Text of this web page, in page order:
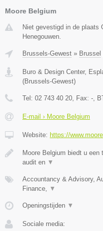
Moore Belgium
Niet gevestigd in de plaats
Henegouwen.
Brussels-Gewest » Brussel
Buro & Design Center,
(Brussels-Gewest)
Tel: 02 743 40 20 , Fax: - ,
E-mail › Moore Belgium
Website: https://
Moore Belgium biedt u een
audit en ▼
Accountancy & Advisory,
Finance,
▼
Openingstijden ▼
Sociale media: